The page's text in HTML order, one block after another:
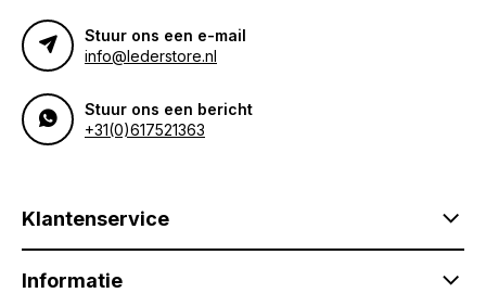
Stuur ons een e-mail
info@lederstore.nl
Stuur ons een bericht
+31(0)617521363
Klantenservice
Informatie